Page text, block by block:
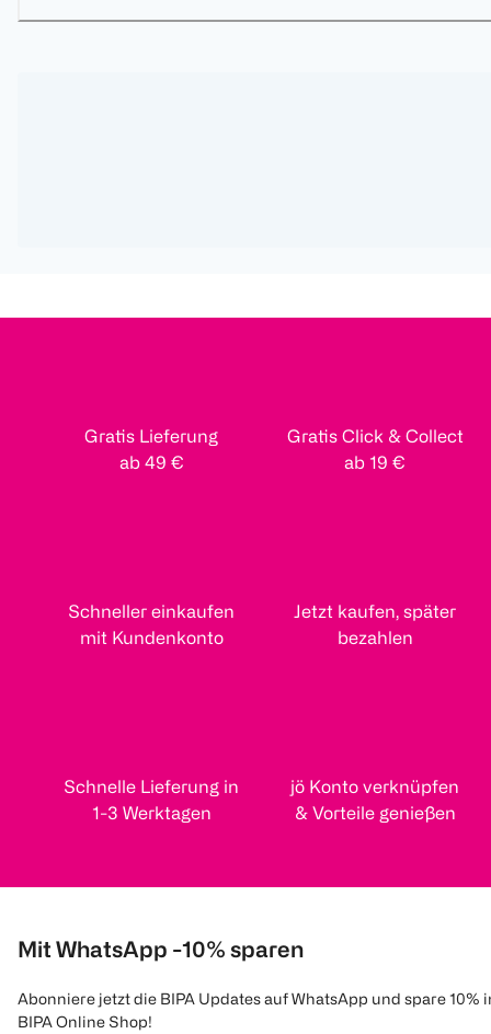
Gratis Lieferung
ab 49 €
Gratis Click & Collect
ab 19 €
Schneller einkaufen
mit Kundenkonto
Jetzt kaufen, später
bezahlen
Schnelle Lieferung in
1-3 Werktagen
jö Konto verknüpfen
& Vorteile genießen
Mit WhatsApp -10% sparen
Abonniere jetzt die BIPA Updates auf WhatsApp und spare 10%
BIPA Online Shop!